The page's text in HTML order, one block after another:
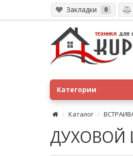
Закладки 0
Категории
Каталог
ДУХОВОЙ